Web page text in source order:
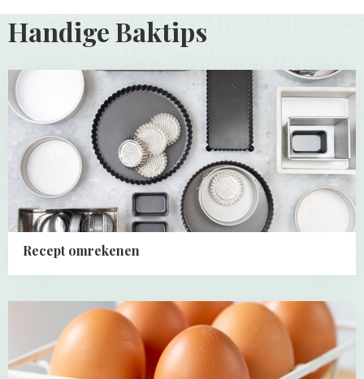
Handige Baktips
Recept omrekenen
Read
more
about
Recept
omrekenen
about
Basis